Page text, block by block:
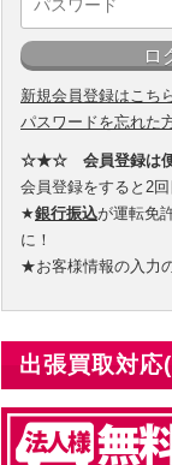
新規会員登録はこち
パスワードを忘れた
☆★☆ 会員登録
会員登録をすると2
★銀行振込が運転免
に！
★お客様情報の入力
出張買取対応